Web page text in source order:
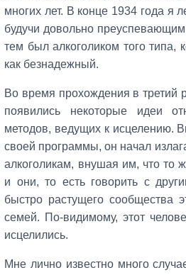
многих лет. В конце 1934 года я
будучи довольно
тем был алкоголиком того типа,
как безнадежный.
Во время прохождения в третий
появились некоторые идеи
методов, ведущих к исцелению.
своей программы, он начал
алкоголикам, внушая им, что то
и они, то есть говорить с
быстро растущего сообщества
семей. По-видимому, этот
исцелились.
Мне лично известно много